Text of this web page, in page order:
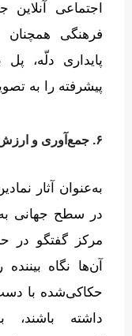
اجتماعی
فرهنگی
پایداری دلّه،
پیشرفته را به
۶. جمع‌آوری و ارزش‌گذاری دلّه‌ها
به‌عنوان آثار
در سطح جهانی
مرکز گفتگو در
آن‌ها نگاه
حکاکی‌شده با دست
داشته باشند،